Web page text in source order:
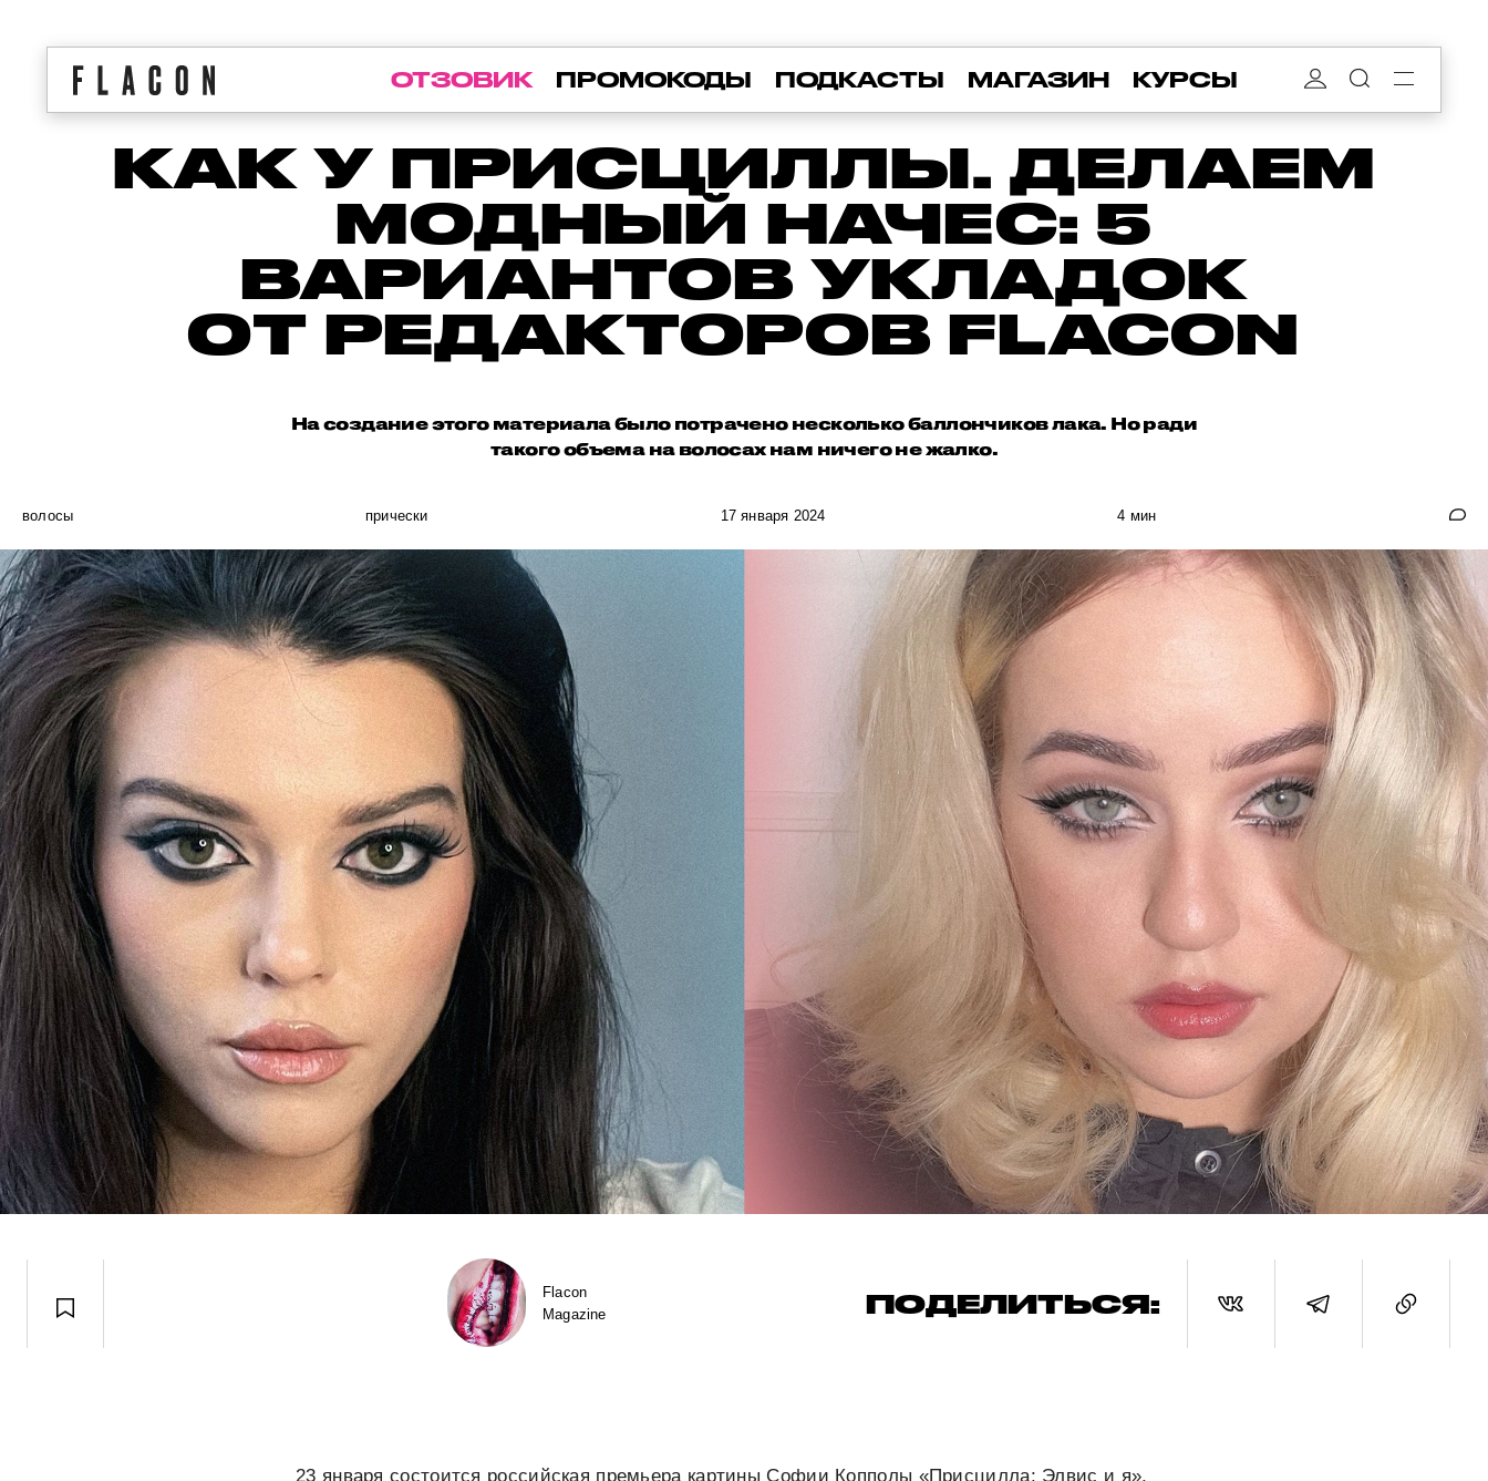
ОТЗОВИК ПРОМОКОДЫ ПОДКАСТЫ МАГАЗИН КУРСЫ
КАК У ПРИСЦИЛЛЫ. ДЕЛАЕМ
МОДНЫЙ НАЧЕС: 5
ВАРИАНТОВ УКЛАДОК
ОТ РЕДАКТОРОВ FLACON
На создание этого материала было потрачено несколько баллончиков лака. Но ради
такого объема на волосах нам ничего не жалко.
волосы прически 17 января 2024 4 мин
Flacon
Magazine
ПОДЕЛИТЬСЯ:
23 января состоится российская премьера картины Софии Копполы «Присцилла: Элвис и я»,